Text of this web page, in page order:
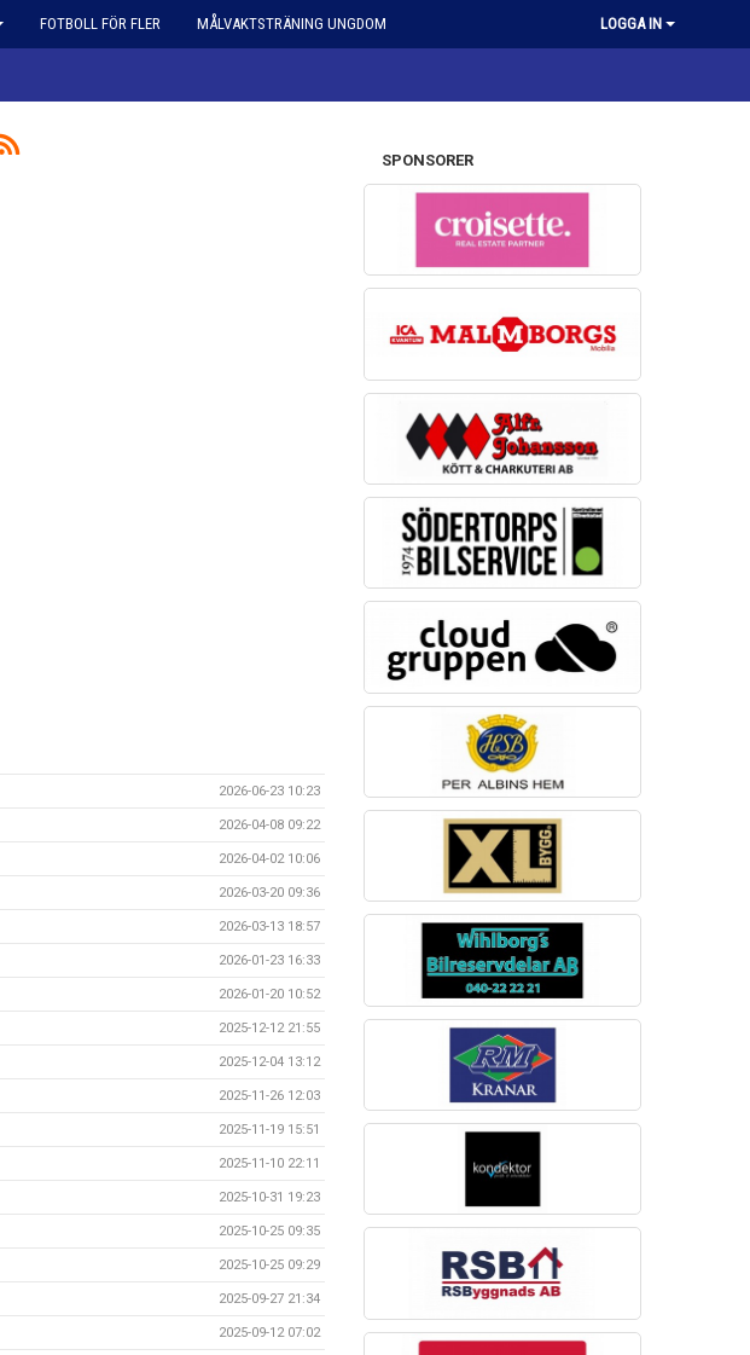
FOTBOLL FÖR FLER MÅLVAKTSTRÄNING UNGDOM LOGGA IN
2026-06-23 10:23
2026-04-08 09:22
2026-04-02 10:06
2026-03-20 09:36
2026-03-13 18:57
2026-01-23 16:33
2026-01-20 10:52
2025-12-12 21:55
2025-12-04 13:12
2025-11-26 12:03
2025-11-19 15:51
2025-11-10 22:11
2025-10-31 19:23
2025-10-25 09:35
2025-10-25 09:29
2025-09-27 21:34
2025-09-12 07:02
SPONSORER